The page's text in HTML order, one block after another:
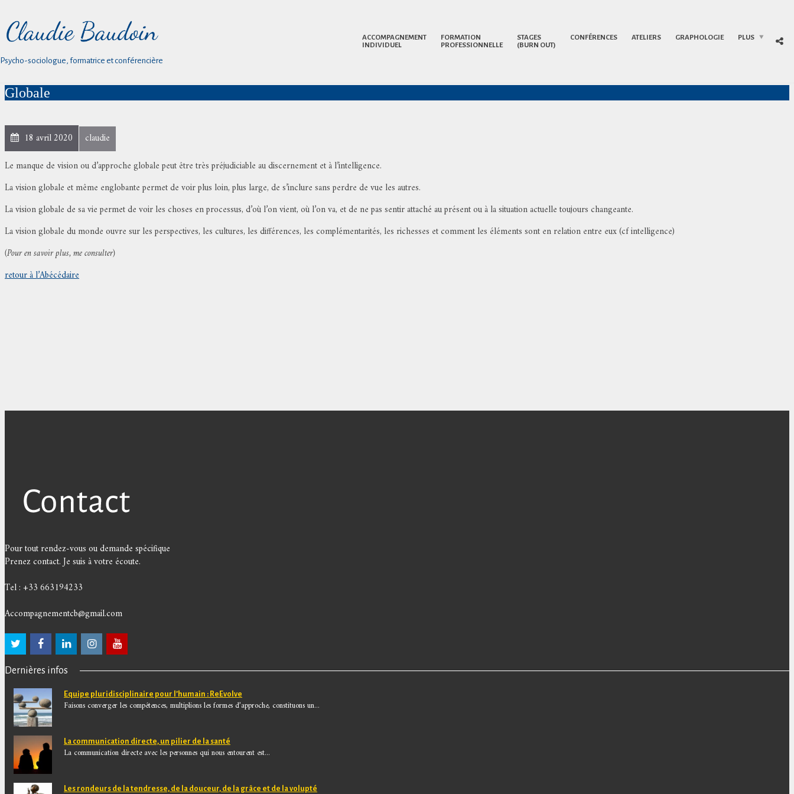
Psycho-sociologue, formatrice et conférencière
ACCOMPAGNEMENT
INDIVIDUEL
FORMATION
PROFESSIONNELLE
STAGES
(BURN OUT)
CONFÉRENCES ATELIERS GRAPHOLOGIE PLUS
Globale
18 avril 2020
claudie
Le manque de vision ou d’approche globale peut être très préjudiciable au discernement et à l’intelligence.
La vision globale et même englobante permet de voir plus loin, plus large, de s’inclure sans perdre de vue les autres.
La vision globale de sa vie permet de voir les choses en processus, d’où l’on vient, où l’on va, et de ne pas sentir attaché au présent ou à la situation actuelle toujours changeante.
La vision globale du monde ouvre sur les perspectives, les cultures, les différences, les complémentarités, les richesses et comment les éléments sont en relation entre eux (cf intelligence)
(Pour en savoir plus, me consulter)
retour à l’Abécédaire
Pour tout rendez-vous ou demande spécifique
Prenez contact. Je suis à votre écoute.
Tel : +33 663194233
Accompagnementcb@gmail.com
Dernières infos
Equipe pluridisciplinaire pour l’humain : ReEvolve
Faisons converger les compétences, multiplions les formes d’approche, constituons un...
La communication directe, un pilier de la santé
La communication directe avec les personnes qui nous entourent est...
Les rondeurs de la tendresse, de la douceur, de la grâce et de la volupté